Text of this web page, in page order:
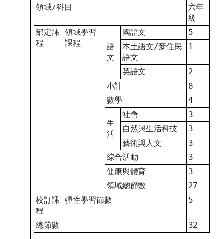
領域/科目
六年
級
部定課
程
領域學習
課程
語
文
國語文
5
本土語文/新住民
語文
1
英語文
2
小計
8
數學
4
生
活
社會
3
自然與生活科技
3
藝術與人文
3
綜合活動
3
健康與體育
3
領域總節數
27
校訂課
程
彈性學習節數 5
總節數 32